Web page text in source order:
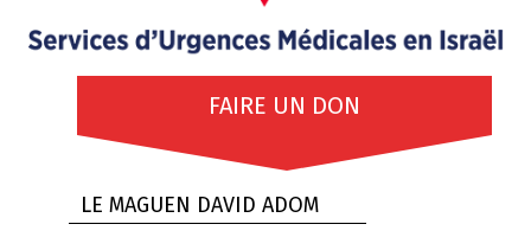
FAIRE UN DON
LE MAGUEN DAVID ADOM